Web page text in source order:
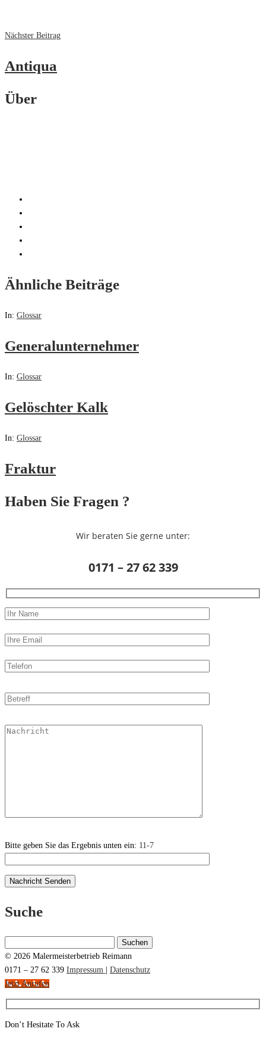
Nächster Beitrag
Antiqua
Über
Ähnliche Beiträge
In: Glossar
Generalunternehmer
In: Glossar
Gelöschter Kalk
In: Glossar
Fraktur
Haben Sie Fragen ?
Wir beraten Sie gerne unter:
0171 – 27 62 339
Bitte geben Sie das Ergebnis unten ein: 11-7
Suche
nach:
© 2026 Malermeisterbetrieb Reimann
0171 – 27 62 339 Impressum
Datenschutz
Jetzt Anrufen
Don’t Hesitate To Ask